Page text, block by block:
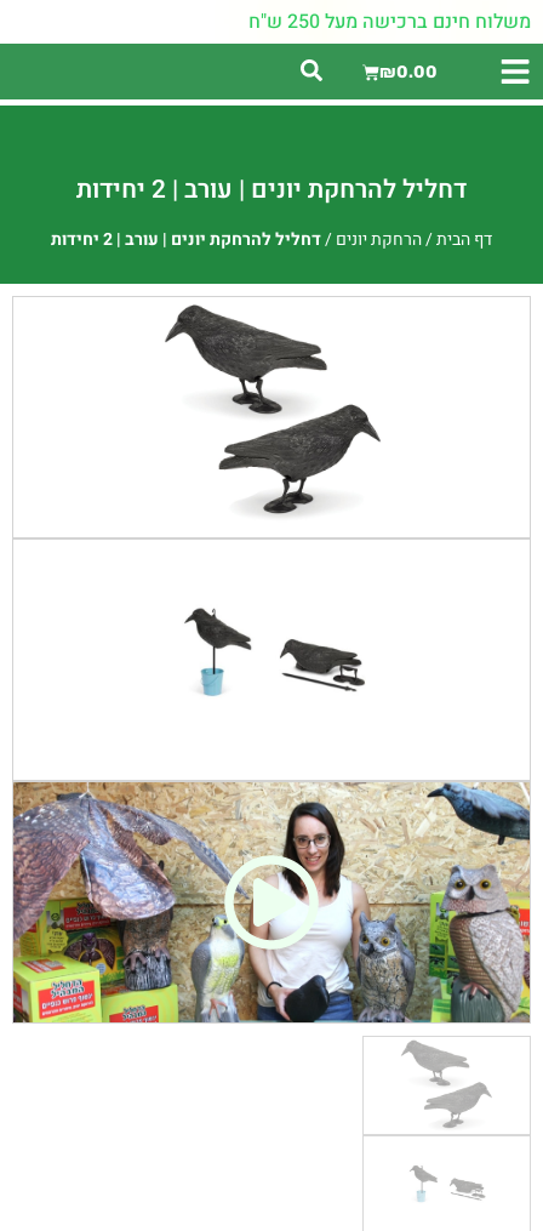
משלוח חינם ברכישה מעל 250 ש"ח
₪0.00
דחליל להרחקת יונים | עורב | 2 יחידות
דף הבית/הרחקת יונים/דחליל להרחקת יונים | עורב | 2 יחידות